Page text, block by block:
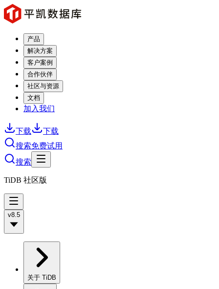
产品
解决方案
客户案例
合作伙伴
社区与资源
文档
加入我们
下载
下载
搜索免费试用
搜索
TiDB 社区版
v8.5
关于 TiDB